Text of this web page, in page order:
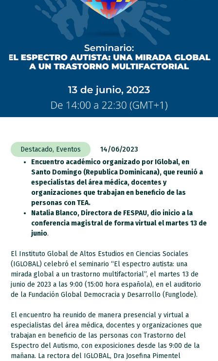
Destacado, Eventos
14/06/2023
Encuentro académico organizado por IGlobal, en
Santo Domingo (Republica Dominicana), que reunió a
especialistas del área médica, docentes y
organizaciones que trabajan en beneficio de las
personas con TEA.
Natalia Blanco, Directora de FESPAU, dio inicio a la
conferencia magistral de forma virtual el martes 13 de
junio.
El Instituto Global de Altos Estudios en Ciencias Sociales
(IGLOBAL) celebró el seminario “El espectro autista: una
mirada global a un trastorno multifactorial”, el martes 13 de
junio de 2023 a las 9:00 (15:00 hora española), en el auditorio
de la Fundación Global Democracia y Desarrollo (Funglode).
El encuentro ha reunido de manera presencial y virtual a
especialistas del área médica, docentes y organizaciones que
trabajan en beneficio de las personas con Trastorno del
Espectro del Autismo, con exposiciones desde las 9:00 de la
mañana. La rectora del IGLOBAL, Dra Josefina Pimentel